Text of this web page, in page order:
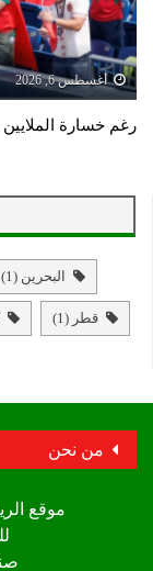
أغسطس 6, 2026
رغم خسارة الملايين
البحرين (1)
قطر (1)
من نحن
موقع